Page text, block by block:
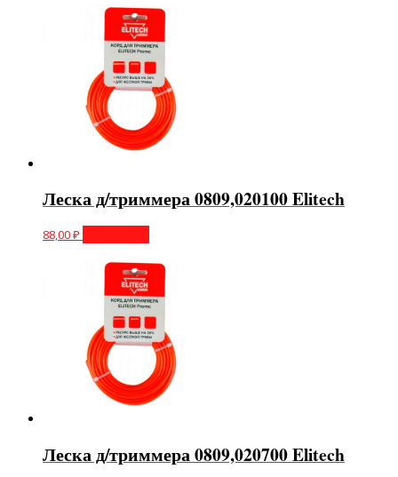
Леска д/триммера 0809,020100 Elitech
88,00₽
Леска д/триммера 0809,020700 Elitech